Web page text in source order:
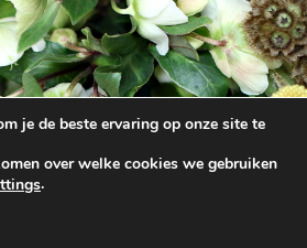
je bloemen …
je de beste ervaring op onze site te
over welke cookies we gebruiken
.